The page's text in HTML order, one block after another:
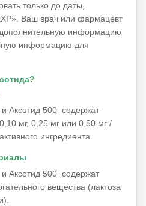
только до даты,
Ваш врач или фармацевт
информацию
информацию для
Аксотид 500 содержат
мг, 0,25 мг или 0,50 мг /
ингредиента.
Аксотид 500 содержат
вещества (лактоза